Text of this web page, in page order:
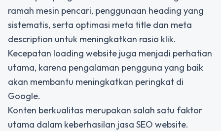
ramah mesin pencari, penggunaan heading yang
sistematis, serta optimasi meta title dan meta
description untuk meningkatkan rasio klik.
Kecepatan loading website juga menjadi perhatian
utama, karena pengalaman pengguna yang baik
akan membantu meningkatkan peringkat di
Google.
Konten berkualitas merupakan salah satu faktor
utama dalam keberhasilan jasa SEO website.